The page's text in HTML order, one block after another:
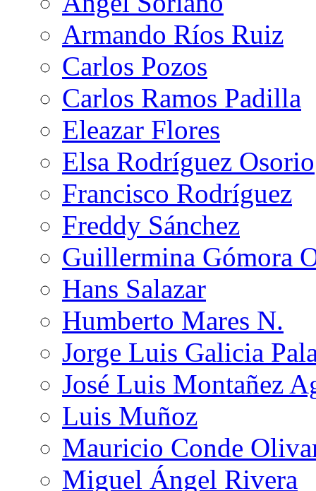
Armando Ríos Ruiz
Carlos Pozos
Carlos Ramos Padilla
Eleazar Flores
Elsa Rodríguez Osorio
Francisco Rodríguez
Freddy Sánchez
Guillermina Gómora
Hans Salazar
Humberto Mares N.
Jorge Luis Galicia
José Luis Montañez
Luis Muñoz
Mauricio Conde
Miguel Ángel Rivera